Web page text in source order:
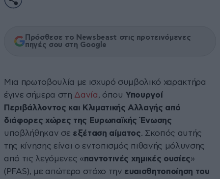
Πρόσθεσε το Newsbeast στις προτεινόμενες
πηγές σου στη Google
Μια πρωτοβουλία με ισχυρό συμβολικό χαρακτήρα
έγινε σήμερα στη Δανία, όπου Υπουργοί
Περιβάλλοντος και Κλιματικής Αλλαγής από
διάφορες χώρες της Ευρωπαϊκής Ένωσης
υποβλήθηκαν σε εξέταση αίματος. Σκοπός αυτής
της κίνησης είναι ο εντοπισμός πιθανής μόλυνσης
από τις λεγόμενες «παντοτινές χημικές ουσίες»
(PFAS), με απώτερο στόχο την ευαισθητοποίηση του